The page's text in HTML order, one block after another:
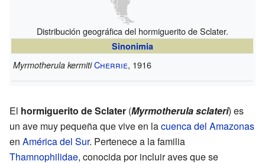
Distribución geográfica del hormiguerito de Sclater.
Sinonimia
Myrmotherula kermiti Cherrie, 1916
El hormiguerito de Sclater (Myrmotherula sclateri) es
un ave muy pequeña que vive en lacuenca del Amazonas
en América del Sur. Pertenece a la familia
Thamnophilidae, conocida por incluir aves que se